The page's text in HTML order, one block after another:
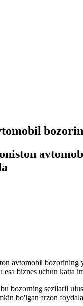
avtomobil
biznes uchun katta
bozorning sezilarli
bo'lgan arzon